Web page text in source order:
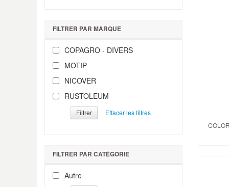
FILTRER PAR MARQUE
COPAGRO - DIVERS
MOTIP
NICOVER
RUSTOLEUM
Filtrer
FILTRER PAR CATÉGORIE
Autre